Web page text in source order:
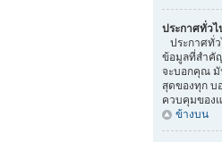
ประกาศทั่วไ
ประกาศทั่
ข้อมูลที่สำคั
จะบอกคุณ มั
สุดของทุก บ
ควบคุมของ
ข้างบน